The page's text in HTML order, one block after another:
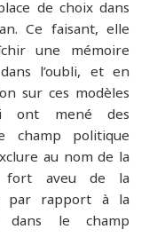
de choix dans
Ce faisant, elle
une mémoire
l’oubli, et en
sur ces modèles
ont mené des
champ politique
au nom de la
aveu de la
par rapport à la
dans le champ